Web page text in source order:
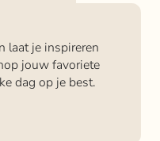
laat je inspireren
jouw favoriete
dag op je best.